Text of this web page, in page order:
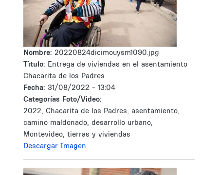
Nombre: 20220824dicimouysm1090.jpg
Tìtulo: Entrega de viviendas en el asentamiento
Chacarita de los Padres
Fecha: 31/08/2022 - 13:04
Categorías Foto/Video:
2022, Chacarita de los Padres, asentamiento,
camino maldonado, desarrollo urbano,
Montevideo, tierras y viviendas
Descargar Imagen